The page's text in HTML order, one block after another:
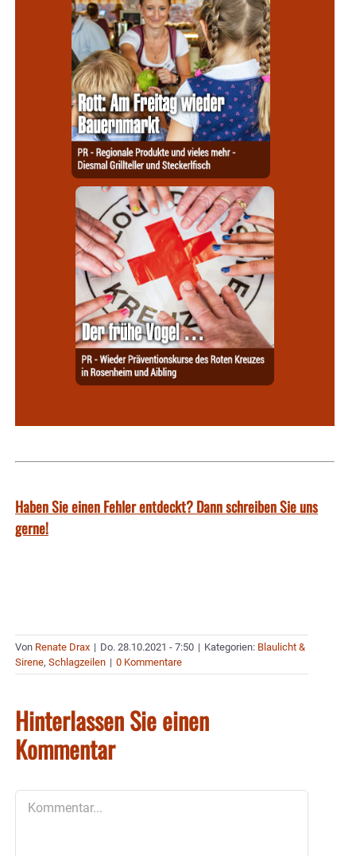
Haben Sie einen Fehler entdeckt? Dann schreiben Sie uns
gerne!
Von Renate Drax | Do. 28.10.2021 - 7:50 | Kategorien: Blaulicht &
Sirene, Schlagzeilen | 0 Kommentare
Hinterlassen Sie einen
Kommentar